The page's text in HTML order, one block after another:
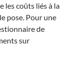
les coûts liés à la
pose. Pour une
de
sur